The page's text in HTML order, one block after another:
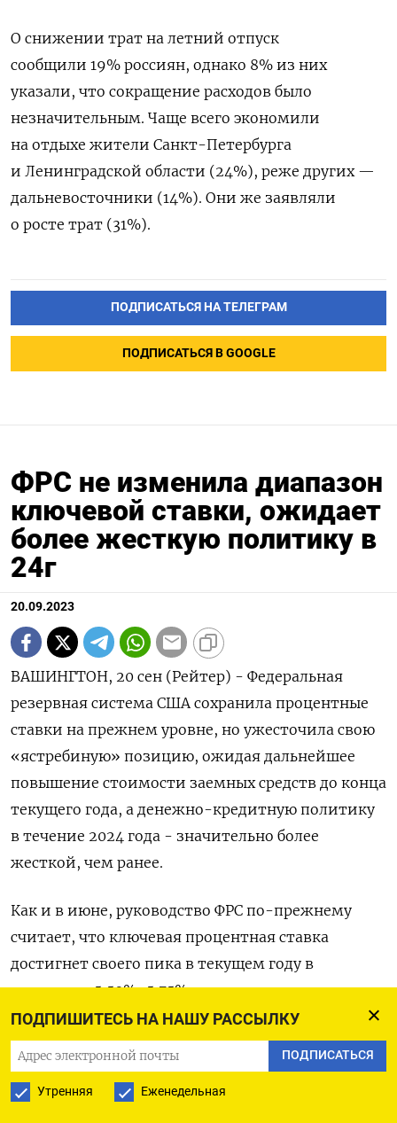
ПОДПИШИТЕСЬ НА НАШУ РАССЫЛКУ
ПОДПИСАТЬСЯ
Утренняя Еженедельная
О снижении трат на летний отпуск
сообщили 19% россиян, однако 8% из них
указали, что сокращение расходов было
незначительным. Чаще всего экономили
на отдыхе жители Санкт-Петербурга
и Ленинградской области (24%), реже других —
дальневосточники (14%). Они же заявляли
о росте трат (31%).
ПОДПИСАТЬСЯ НА ТЕЛЕГРАМ
ПОДПИСАТЬСЯ В GOOGLE
ФРС не изменила диапазон
ключевой ставки, ожидает
более жесткую политику в
24г
20.09.2023
ВАШИНГТОН, 20 сен (Рейтер) - Федеральная
резервная система США сохранила процентные
ставки на прежнем уровне, но ужесточила свою
«ястребиную» позицию, ожидая дальнейшее
повышение стоимости заемных средств до конца
текущего года, а денежно-кредитную политику
в течение 2024 года - значительно более
жесткой, чем ранее.
Как и в июне, руководство ФРС по-прежнему
считает, что ключевая процентная ставка
достигнет своего пика в текущем году в
диапазоне 5,50%-5,75%, что на четверть
процентного пункта выше текущего диапазона.
Однако после этого, согласно обновленным
квартальным прогнозам ФРС, ставки снизятся